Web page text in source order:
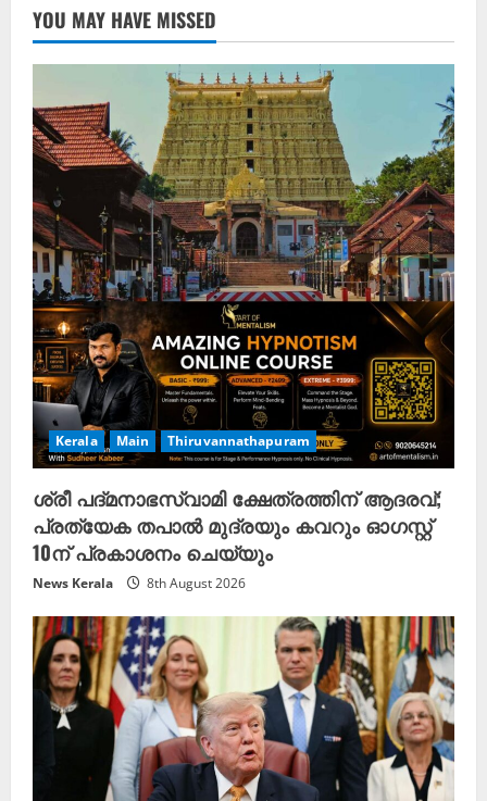
YOU MAY HAVE MISSED
Kerala Main Thiruvannathapuram
ശ്രീ പദ്മനാഭസ്വാമി ക്ഷേത്രത്തിന് ആദരവ്;
പ്രത്യേക തപാൽ മുദ്രയും കവറും ഓഗസ്റ്റ്
10ന് പ്രകാശനം ചെയ്യും
News Kerala 8th August 2026